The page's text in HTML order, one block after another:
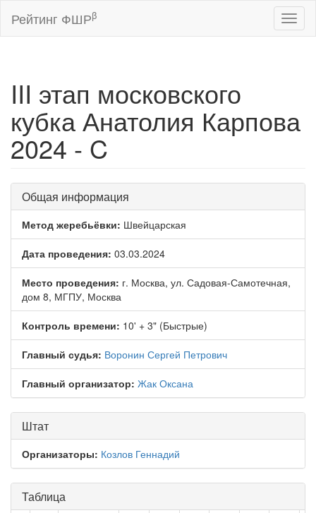
Рейтинг ФШРβ
III этап​ московского
кубка Анатолия Карпова
2024 - C
Общая информация
Метод жеребьёвки: Швейцарская
Дата проведения: 03.03.2024
Место проведения: г. Москва, ул. Садовая-Самотечная,
дом 8, МГПУ, Москва
Контроль времени: 10' + 3" (Быстрые)
Главный судья: Воронин Сергей Петрович
Главный организатор: Жак Оксана
Штат
Организаторы: Козлов Геннадий
Таблица